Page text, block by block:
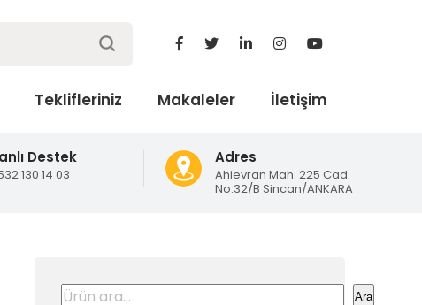
Teklifleriniz Makaleler İletişim
Destek
130 14 03
Adres
Ahievran Mah. 225 Cad.
No:32/B Sincan/ANKARA
Ara Ara